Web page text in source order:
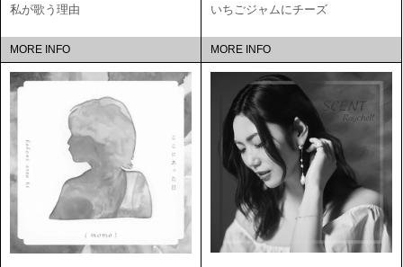
私が歌う理由
MORE INFO
いちごジャムにチーズ
MORE INFO